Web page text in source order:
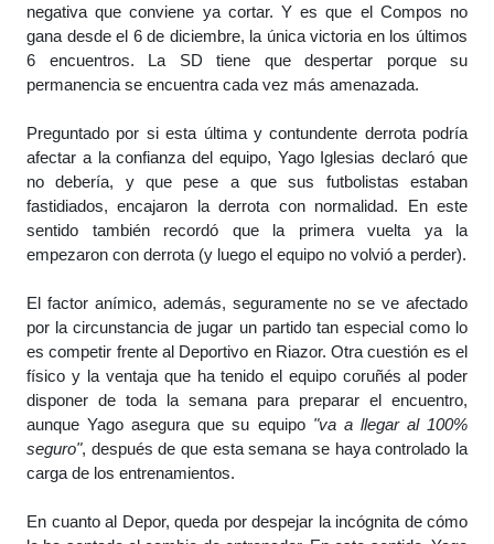
negativa que conviene ya cortar. Y es que el Compos no
gana desde el 6 de diciembre, la única victoria en los últimos
6 encuentros. La SD tiene que despertar porque su
permanencia se encuentra cada vez más amenazada.
Preguntado por si esta última y contundente derrota podría
afectar a la confianza del equipo, Yago Iglesias declaró que
no debería, y que pese a que sus futbolistas estaban
fastidiados, encajaron la derrota con normalidad. En este
sentido también recordó que la primera vuelta ya la
empezaron con derrota (y luego el equipo no volvió a perder).
El factor anímico, además, seguramente no se ve afectado
por la circunstancia de jugar un partido tan especial como lo
es competir frente al Deportivo en Riazor. Otra cuestión es el
físico y la ventaja que ha tenido el equipo coruñés al poder
disponer de toda la semana para preparar el encuentro,
aunque Yago asegura que su equipo "va a llegar al 100%
seguro", después de que esta semana se haya controlado la
carga de los entrenamientos.
En cuanto al Depor, queda por despejar la incógnita de cómo